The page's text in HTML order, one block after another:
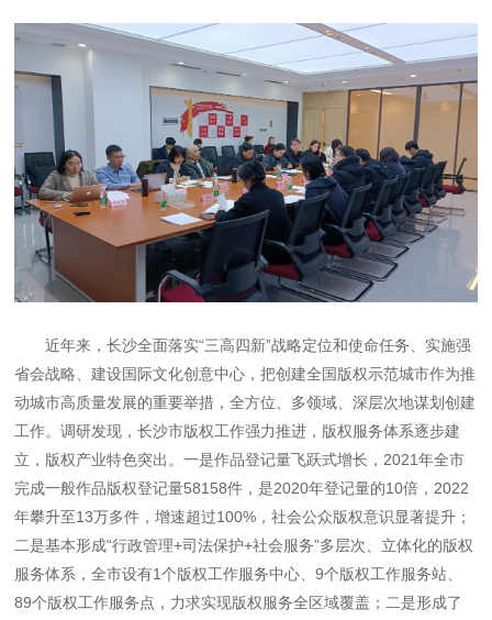
近年来，长沙全面落实“三高四新”战略定位和使命任务、实施强
省会战略、建设国际文化创意中心，把创建全国版权示范城市作为推
动城市高质量发展的重要举措，全方位、多领域、深层次地谋划创建
工作。调研发现，长沙市版权工作强力推进，版权服务体系逐步建
立，版权产业特色突出。一是作品登记量飞跃式增长，2021年全市
完成一般作品版权登记量58158件，是2020年登记量的10倍，2022
年攀升至13万多件，增速超过100%，社会公众版权意识显著提升；
二是基本形成“行政管理+司法保护+社会服务”多层次、立体化的版权
服务体系，全市设有1个版权工作服务中心、9个版权工作服务站、
89个版权工作服务点，力求实现版权服务全区域覆盖；二是形成了